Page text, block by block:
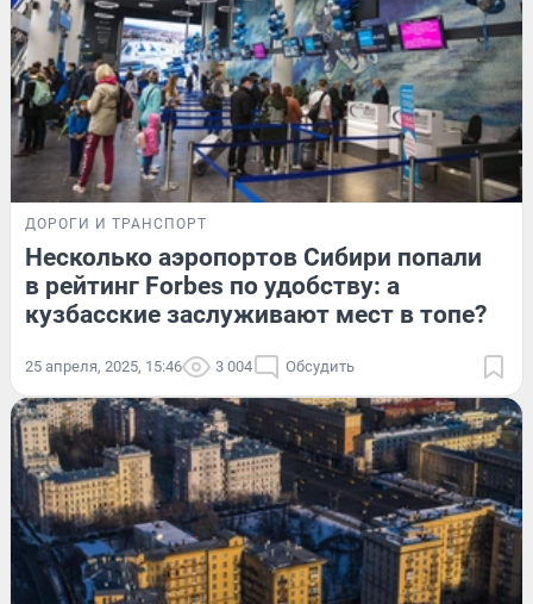
ДОРОГИ И ТРАНСПОРТ
Несколько аэропортов Сибири попали
в рейтинг Forbes по удобству: а
кузбасские заслуживают мест в топе?
25 апреля, 2025, 15:46 3 004 Обсудить